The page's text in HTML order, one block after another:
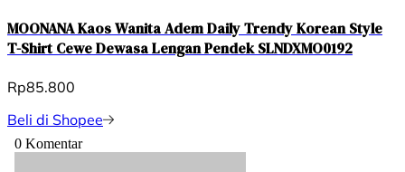
MOONANA Kaos Wanita Adem Daily Trendy Korean Style
T-Shirt Cewe Dewasa Lengan Pendek SLNDXMO0192
Rp85.800
Beli di Shopee